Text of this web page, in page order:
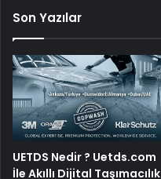
Son Yazılar
UETDS Nedir ? Uetds.com
İle Akıllı Dijital Taşımacılık